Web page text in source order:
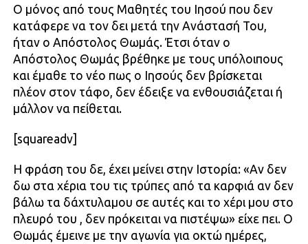
Ο μόνος από τους Μαθητές του Ιησού που δεν
κατάφερε να τον δει μετά την Ανάστασή Του,
ήταν ο Απόστολος Θωμάς. Έτσι όταν ο
Απόστολος Θωμάς βρέθηκε με τους υπόλοιπους
και έμαθε το νέο πως ο Ιησούς δεν βρίσκεται
πλέον στον τάφο, δεν έδειξε να ενθουσιάζεται ή
μάλλον να πείθεται.
[squareadv]
Η φράση του δε, έχει μείνει στην Ιστορία: «Αν δεν
δω στα χέρια του τις τρύπες από τα καρφιά αν δεν
βάλω τα δάχτυλαμου σε αυτές και το χέρι μου στο
πλευρό του , δεν πρόκειται να πιστέψω» είχε πει. Ο
Θωμάς έμεινε με την αγωνία για οκτώ ημέρες,